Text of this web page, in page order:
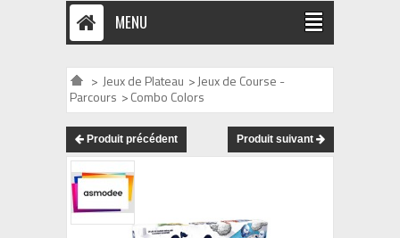
MENU
> Jeux de Plateau >Jeux de Course -
Parcours >Combo Colors
Produit précédent Produit suivant